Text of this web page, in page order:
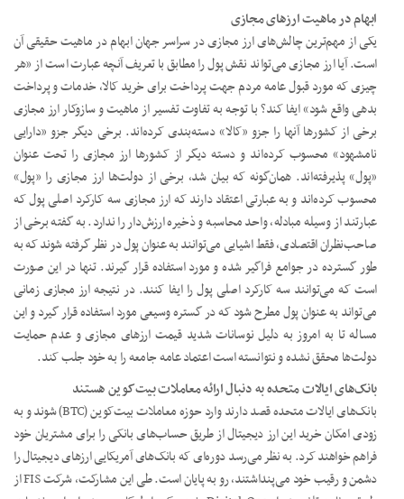
ابهام در ماهیت ارزهای مجازی
یکی از مهم‌ترین چالش‌های ارز مجازی در سراسر جهان ابهام در ماهیت حقیقی آن
است. آیا ارز مجازی می‌تواند نقش پول را مطابق با تعریف آنچه عبارت است از «هر
چیزی که مورد قبول عامه مردم جهت پرداخت برای خرید کالا، خدمات و پرداخت
بدهی واقع شود» ایفا کند؟ با توجه به تفاوت تفسیر از ماهیت و سازوکار ارز مجازی
برخی از کشورها آنها را جزو «کالا» دسته‌بندی کرده‌اند. برخی دیگر جزو «دارایی
نامشهود» محسوب کرده‌اند و دسته دیگر از کشورها ارز مجازی را تحت عنوان
«پول» پذیرفته‌اند. همان‌گونه که بیان شد، برخی از دولت‌ها ارز مجازی را «پول»
محسوب کرده‌اند و به عبارتی اعتقاد دارند که ارز مجازی سه کارکرد اصلی پول که
عبارتند از وسیله مبادله، واحد محاسبه و ذخیره ارزش‌دار را ندارد. به گفته برخی از
صاحب‌نظران اقتصادی، فقط اشیایی می‌توانند به عنوان پول در نظر گرفته شوند که به
طور گسترده در جوامع فراگیر شده و مورد استفاده قرار گیرند. تنها در این صورت
است که می‌توانند سه کارکرد اصلی پول را ایفا کنند. در نتیجه ارز مجازی زمانی
می‌تواند به عنوان پول مطرح شود که در گستره وسیعی مورد استفاده قرار گیرد و این
مساله تا به امروز به دلیل نوسانات شدید قیمت ارزهای مجازی و عدم حمایت
دولت‌ها محقق نشده و نتوانسته است اعتماد عامه جامعه را به خود جلب کند.
بانک‌های ایالات متحده به دنبال ارائه معاملات بیت‌کوین هستند
بانک‌های ایالات متحده قصد دارند وارد حوزه معاملات بیت‌کوین (BTC) شوند و به
زودی امکان خرید این ارز دیجیتال از طریق حساب‌های بانکی را برای مشتریان خود
فراهم خواهند کرد. به نظر می‌رسد دوره‌ای که بانک‌های آمریکایی ارزهای دیجیتال را
دشمن و رقیب خود می‌پنداشتند، رو به پایان است. طی این مشارکت، شرکت FIS از